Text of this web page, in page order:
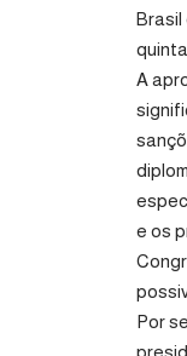
Brasil
A
e os
Por